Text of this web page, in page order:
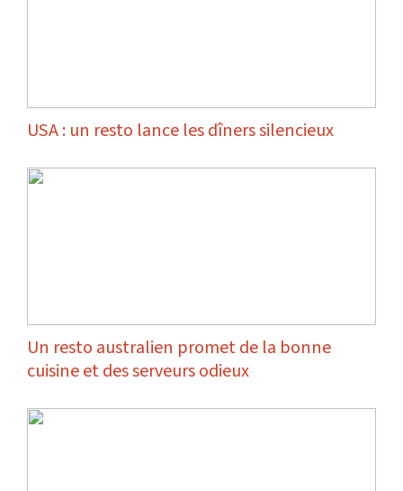
USA : un resto lance les dîners silencieux
Un resto australien promet de la bonne
cuisine et des serveurs odieux